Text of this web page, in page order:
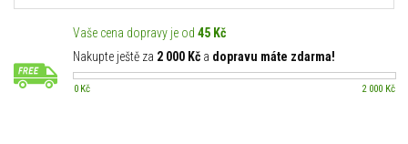
Vaše cena dopravy je od 45 Kč
Nakupte ještě za 2 000 Kč a dopravu máte zdarma!
0 Kč 2 000 Kč